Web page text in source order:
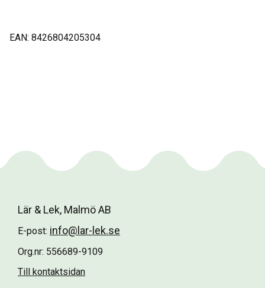
EAN: 8426804205304
Lär & Lek, Malmö AB
E-post: info@lar-lek.se
Org.nr: 556689-9109
Till kontaktsidan